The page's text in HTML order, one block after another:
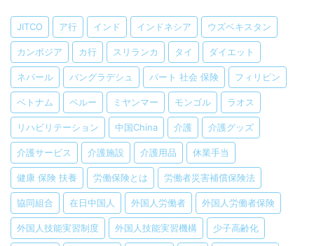
JITCO ア行 インド インドネシア ウズベキスタン
カンボジア カ行 スリランカ タイ ダイエット
ネパール バングラデシュ パート 社会 保険 フィリピン
ベトナム ペルー ミヤンマー モンゴル ラオス
リハビリテーション 中国China 介護 介護グッズ
介護サービス 介護施設 介護用品 休業手当
健康 保険 扶養 労働保険とは 労働者災害補償保険法
協同組合 在日中国人 外国人労働者 外国人労働者保険
外国人技能実習制度 外国人技能実習機構 少子高齢化